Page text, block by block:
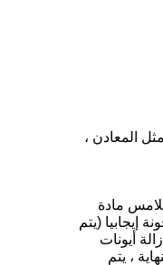
المعادن ،
مادة
إيجابيا (يتم
أيونات
، يتم